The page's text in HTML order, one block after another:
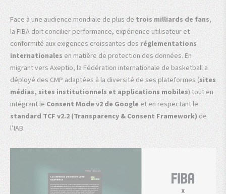
Face à une audience mondiale de plus de trois milliards de fans,
la FIBA doit concilier performance, expérience utilisateur et
conformité aux exigences croissantes des réglementations
internationales en matière de protection des données. En
migrant vers Axeptio, la Fédération internationale de basketball a
déployé des CMP adaptées à la diversité de ses plateformes (sites
médias, sites institutionnels et applications mobiles) tout en
intégrant le Consent Mode v2 de Google et en respectant le
standard TCF v2.2 (Transparency & Consent Framework) de
l’IAB.